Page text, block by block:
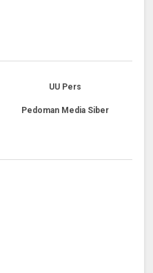
UU Pers
Pedoman Media Siber